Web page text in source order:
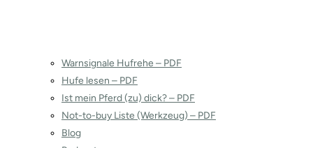
Warnsignale Hufrehe – PDF
Hufe lesen – PDF
Ist mein Pferd (zu) dick? – PDF
Not-to-buy Liste (Werkzeug) – PDF
Blog